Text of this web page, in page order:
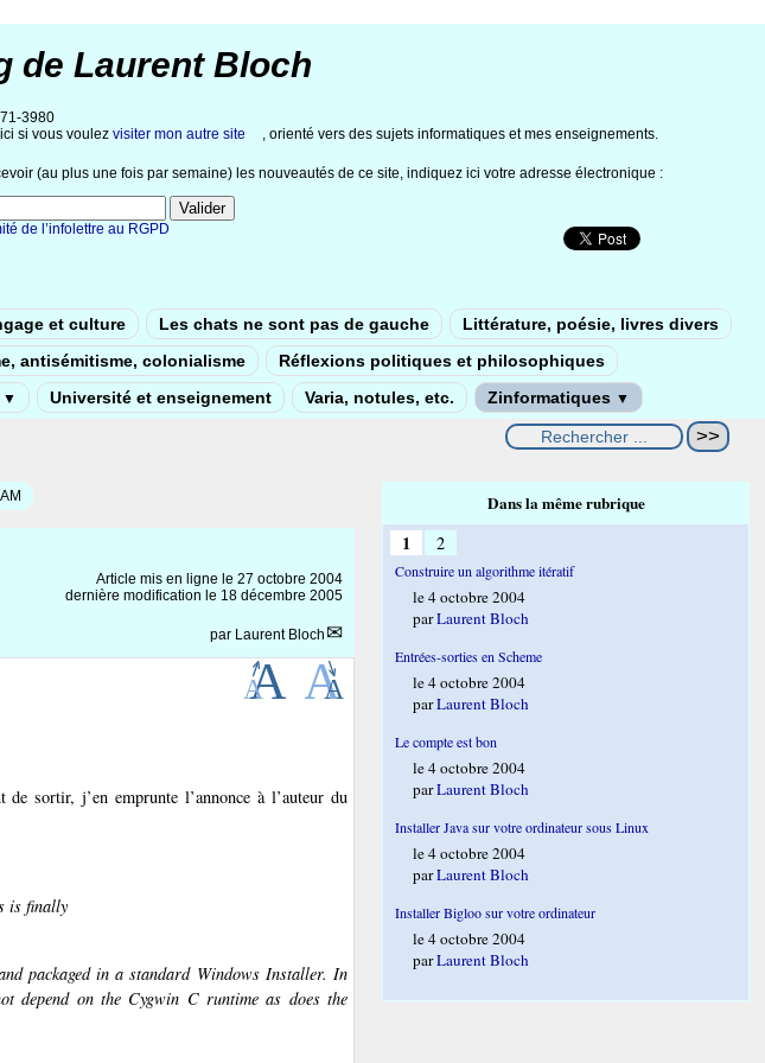
de Laurent Bloch
3980
si vous voulez visiter mon autre site , orienté vers des sujets informatiques et mes enseignements.
(au plus une fois par semaine) les nouveautés de ce site, indiquez ici votre adresse électronique :
de l’infolettre au RGPD
et culture Les chats ne sont pas de gauche
Littérature, poésie, livres divers
antisémitisme, colonialisme
Réflexions politiques et philosophiques
▼ Université et enseignement Varia, notules, etc. Zinformatiques ▼
Article mis en ligne le 27 octobre 2004
dernière modification le 18 décembre 2005
par Laurent Bloch
sortir, j’en emprunte l’annonce à l’auteur du
is finally
packaged in a standard Windows Installer. In
depend on the Cygwin C runtime as does the
Dans la même rubrique
1 2
Construire un algorithme itératif
le 4 octobre 2004
parLaurent Bloch
Entrées-sorties en Scheme
le 4 octobre 2004
parLaurent Bloch
Le compte est bon
le 4 octobre 2004
parLaurent Bloch
Installer Java sur votre ordinateur sous Linux
le 4 octobre 2004
parLaurent Bloch
Installer Bigloo sur votre ordinateur
le 4 octobre 2004
parLaurent Bloch